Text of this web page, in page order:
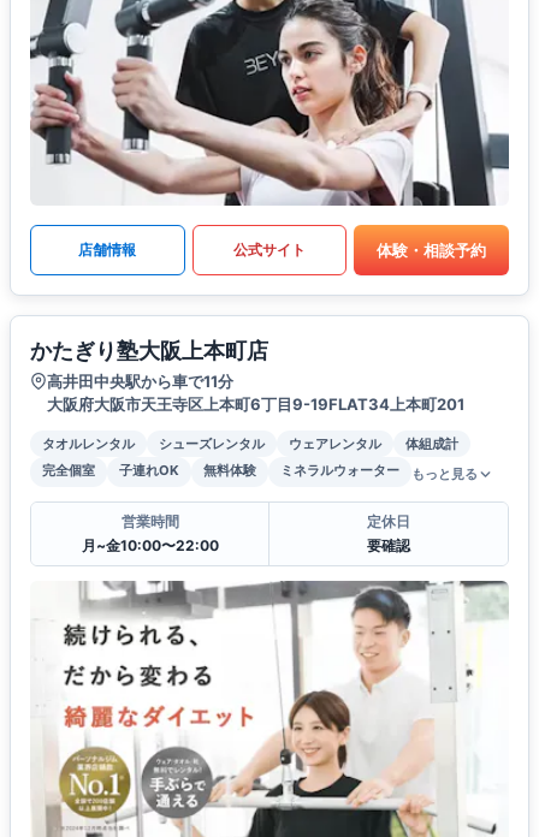
店舗情報 公式サイト 体験・相談予約
かたぎり塾大阪上本町店
高井田中央駅から車で11分
大阪府大阪市天王寺区上本町6丁目9-19FLAT34上本町201
タオルレンタル シューズレンタル ウェアレンタル
体組成計
完全個室
子連れOK 無料体験 ミネラルウォーター もっと見る
営業時間
月~金10:00〜22:00
定休日
要確認